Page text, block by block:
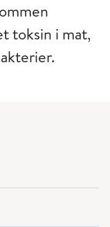
toksin i mat,